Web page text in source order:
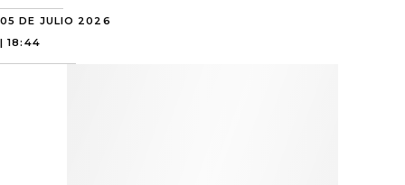
05 DE JULIO 2026
| 18:44